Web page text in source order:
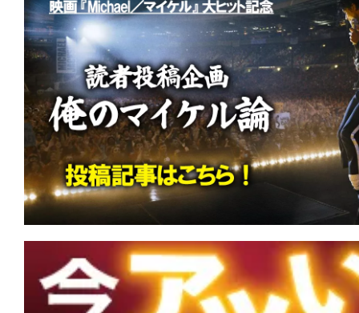
連続首位！『黒牢城』『免許返納!?』に
急便（1989）』特別上映など新作3本が
★
【#観客動員ランキング】『Michael
場首位を獲得！『映画 おそ松さん』『
マ』など新作4本がランクイン！
★【#観客動員ランキング】『スター・
ロリアン・アンド・グローグー』がV2
の羊』『劇場版モノノ怪 第三章 蛇神』
ンクイン！
【#観客動員ランキング】『スター・